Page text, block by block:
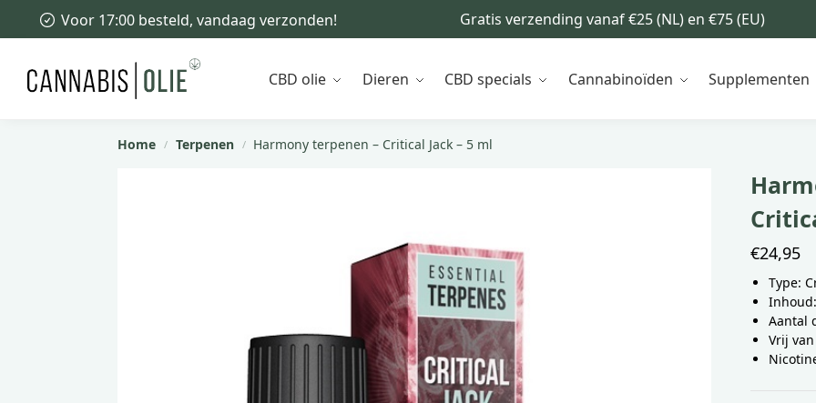
Voor 17:00 besteld, vandaag verzonden! Gratis verzending vanaf €25 (NL) en €75 (EU)
CBD olie Dieren CBD specials Cannabinoïden Supplementen
Recent toegevoegd
Home / Terpenen / Harmony terpenen – Critical Jack – 5 ml
€24,95
Type:
Aantal
Vrij van